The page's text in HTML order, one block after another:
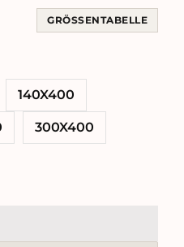
GRÖSSENTABELLE
140X400
300X400